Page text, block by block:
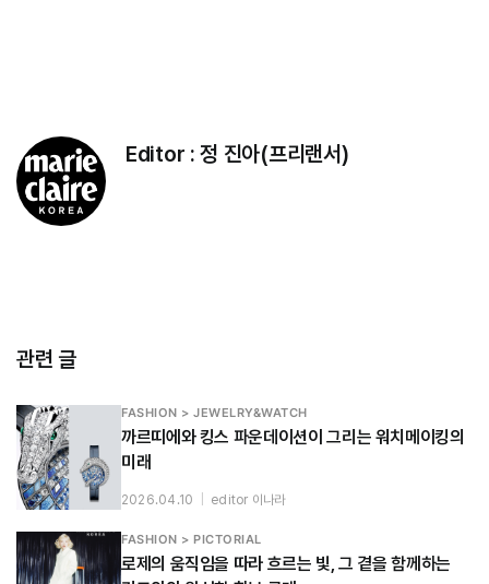
Editor :정 진아(프리랜서)
관련 글
FASHION > JEWELRY&WATCH
까르띠에와 킹스 파운데이션이 그리는 워치메이킹의
미래
2026.04.10 editor 이나라
FASHION > PICTORIAL
로제의 움직임을 따라 흐르는 빛, 그 곁을 함께하는